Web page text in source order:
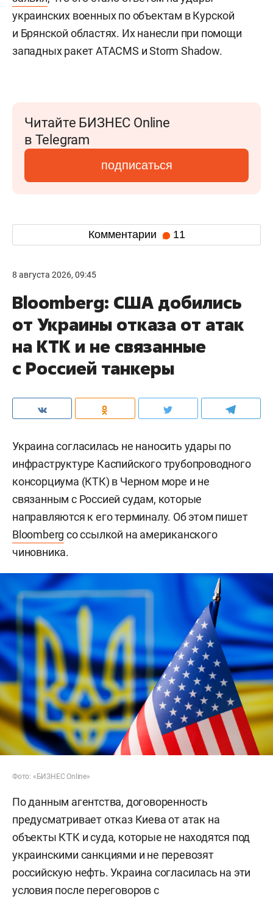
украинских военных по объектам в Курской
и Брянской областях. Их нанесли при помощи
западных ракет ATACMS и Storm Shadow.
Читайте БИЗНЕС Online
в Telegram
подписаться
Комментарии 11
8 августа 2026, 09:45
Bloomberg: США добились
от Украины отказа от атак
на КТК и не связанные
с Россией танкеры
Украина согласилась не наносить удары по
инфраструктуре Каспийского трубопроводного
консорциума (КТК) в Черном море и не
связанным с Россией судам, которые
направляются к его терминалу. Об этом пишет
Bloomberg со ссылкой на американского
чиновника.
Фото: «БИЗНЕС Online»
По данным агентства, договоренность
предусматривает отказ Киева от атак на
объекты КТК и суда, которые не находятся под
украинскими санкциями и не перевозят
российскую нефть. Украина согласилась на эти
условия после переговоров с